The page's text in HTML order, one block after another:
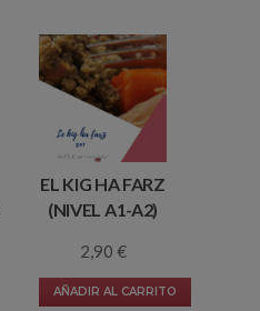
EL KIG HA FARZ
(NIVEL A1-A2)
2,90 €
AÑADIR AL CARRITO